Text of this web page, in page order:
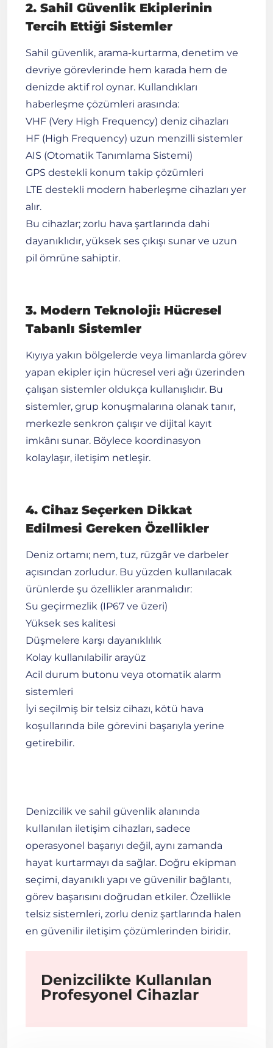
2. Sahil Güvenlik Ekiplerinin
Tercih Ettiği Sistemler
Sahil güvenlik, arama-kurtarma, denetim ve
devriye görevlerinde hem karada hem de
denizde aktif rol oynar. Kullandıkları
haberleşme çözümleri arasında:
VHF (Very High Frequency) deniz cihazları
HF (High Frequency) uzun menzilli sistemler
AIS (Otomatik Tanımlama Sistemi)
GPS destekli konum takip çözümleri
LTE destekli modern haberleşme cihazları yer
alır.
Bu cihazlar; zorlu hava şartlarında dahi
dayanıklıdır, yüksek ses çıkışı sunar ve uzun
pil ömrüne sahiptir.
3. Modern Teknoloji: Hücresel
Tabanlı Sistemler
Kıyıya yakın bölgelerde veya limanlarda görev
yapan ekipler için hücresel veri ağı üzerinden
çalışan sistemler oldukça kullanışlıdır. Bu
sistemler, grup konuşmalarına olanak tanır,
merkezle senkron çalışır ve dijital kayıt
imkânı sunar. Böylece koordinasyon
kolaylaşır, iletişim netleşir.
4. Cihaz Seçerken Dikkat
Edilmesi Gereken Özellikler
Deniz ortamı; nem, tuz, rüzgâr ve darbeler
açısından zorludur. Bu yüzden kullanılacak
ürünlerde şu özellikler aranmalıdır:
Su geçirmezlik (IP67 ve üzeri)
Yüksek ses kalitesi
Düşmelere karşı dayanıklılık
Kolay kullanılabilir arayüz
Acil durum butonu veya otomatik alarm
sistemleri
İyi seçilmiş bir telsiz cihazı, kötü hava
koşullarında bile görevini başarıyla yerine
getirebilir.
Denizcilik ve sahil güvenlik alanında
kullanılan iletişim cihazları, sadece
operasyonel başarıyı değil, aynı zamanda
hayat kurtarmayı da sağlar. Doğru ekipman
seçimi, dayanıklı yapı ve güvenilir bağlantı,
görev başarısını doğrudan etkiler. Özellikle
telsiz sistemleri, zorlu deniz şartlarında halen
en güvenilir iletişim çözümlerinden biridir.
Denizcilikte Kullanılan
Profesyonel Cihazlar